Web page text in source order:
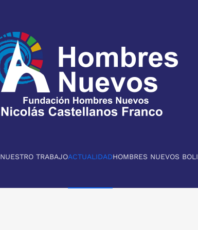
NUESTRO TRABAJOACTUALIDADHOMBRES NUEVOS